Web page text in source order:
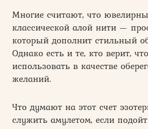
Многие считают, что
классической алой нити —
который дополнит стильный
Однако есть и те, кто верит,
использовать в качестве
желаний.
Что думают на этот счет
служить амулетом, если